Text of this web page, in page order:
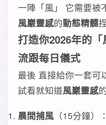
一陣「風」 它需要被
風巖靈感的動態精髓
打造你2026年的「
流跟每日儀式
最後 直接給你一套可
試看就知道風巖靈感
晨間捕風 （15分鐘